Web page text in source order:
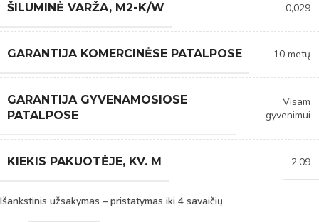
ŠILUMINĖ VARŽA, M2-K/W 0,029
GARANTIJA KOMERCINĖSE PATALPOSE 10 metų
GARANTIJA GYVENAMOSIOSE
PATALPOSE
Visam
gyvenimui
KIEKIS PAKUOTĖJE, KV. M 2,09
Išankstinis užsakymas – pristatymas iki 4 savaičių